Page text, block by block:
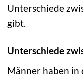
Unterschiede
gibt.
Unterschiede
Männer haben in